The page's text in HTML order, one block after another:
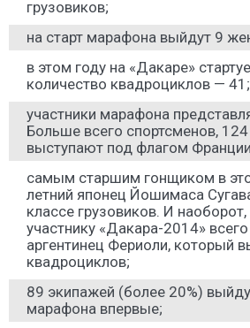
грузовиков;
на старт марафона выйдут 9
в этом году на «Дакаре»
количество квадроциклов — 41;
участники марафона
Больше всего спортсменов,
выступают под флагом
самым старшим гонщиком в
летний японец Йошимаса
классе грузовиков. И
участнику «Дакара-2014» всего
аргентинец Фериоли, который
квадроциклов;
89 экипажей (более 20%)
марафона впервые;